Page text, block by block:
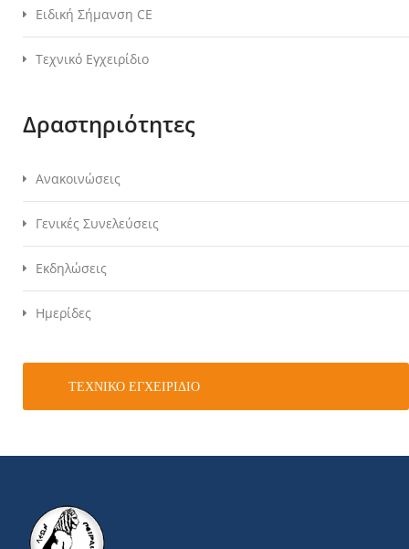
Ειδική Σήμανση CE
Τεχνικό Εγχειρίδιο
Δραστηριότητες
Ανακοινώσεις
Γενικές Συνελεύσεις
Εκδηλώσεις
Ημερίδες
ΤΕΧΝΙΚΌ ΕΓΧΕΙΡΊΔΙΟ